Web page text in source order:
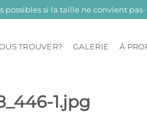
possibles si la taille ne convient pas ·
TROUVER? GALERIE À
1.jpg